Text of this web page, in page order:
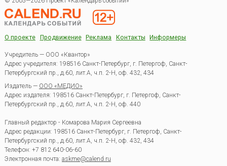
О проекте Продвижение Реклама Контакты Информеры
Учредитель — ООО «Квантор»
Адрес учредителя: 198516 Санкт-Петербург, г. Петергоф, Санкт-
Петербургский пр., д.60, лит.А, ч.п. 2-Н, оф. 432, 434
Издатель — ООО «МЕДИО»
Адрес издателя: 198516 Санкт-Петербург, г. Петергоф, Санкт-
Петербургский пр., д.60, лит.А, ч.п. 2-Н, оф. 440
Главный редактор - Комарова Мария Сергеевна
Адрес редакции: 198516 Санкт-Петербург, г. Петергоф, Санкт-
Петербургский пр., д.60, лит.А, ч.п. 2-Н, оф. 432, 434
Телефон: +7 812 640-06-60
Электронная почта: askme@calend.ru